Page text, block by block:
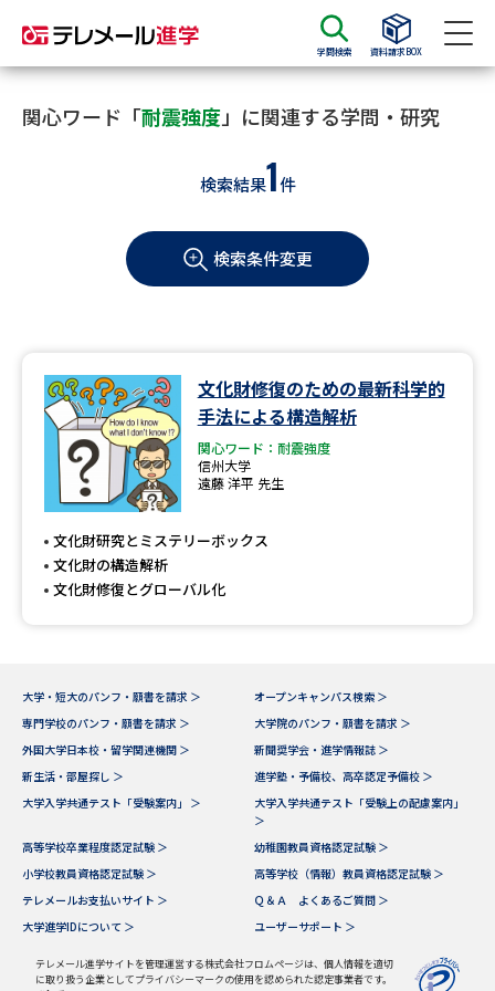
学問検索 資料請求BOX
資料請求 資料検索
大学・短大の資料種類から請求
学部・学科パンフ
過去問題集
大学・短大以外の資料から請求
専門学校の資料請求 大学院の資料請求
留学・進学関連、塾・予備校
大学入学共通テスト「受験案
高等学校（情報）教員資格認定
試験
大学で学べる内容や特徴を調べる
新増設大学・学部・学科特集
国際・グローバルに強い大学特
集
関心ワード「耐震強度」に関連する学問・研究
検索結果1件
検索条件変更
文化財修復のための最新科学的
手法による構造解析
関心ワード：耐震強度
信州大学
遠藤 洋平 先生
文化財研究とミステリーボックス
文化財の構造解析
文化財修復とグローバル化
大学・短大のパンフ・願書を請求 ＞
オープンキャンパス検索 ＞
専門学校のパンフ・願書を請求 ＞
大学院のパンフ・願書を請求 ＞
外国大学日本校・留学関連機関 ＞
新聞奨学会・進学情報誌 ＞
新生活・部屋探し ＞
進学塾・予備校、高卒認定予備校 ＞
大学入学共通テスト「受験案内」 ＞
大学入学共通テスト「受験上の配慮案内」
＞
高等学校卒業程度認定試験 ＞
幼稚園教員資格認定試験 ＞
小学校教員資格認定試験 ＞
高等学校（情報）教員資格認定試験 ＞
テレメールお支払いサイト ＞
Ｑ＆Ａ よくあるご質問 ＞
大学進学IDについて ＞
ユーザーサポート ＞
テレメール進学サイトを管理運営する株式会社フロムページは、個人情報を適切
に取り扱う企業としてプライバシーマークの使用を認められた認定事業者です。